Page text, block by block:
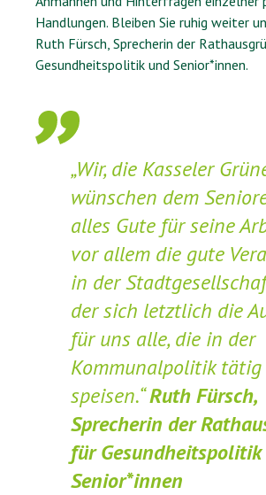
Handlungen. Bleiben Sie ruhig weiter
Ruth Fürsch, Sprecherin der
Gesundheitspolitik und Senior*innen.
„Wir, die Kasseler
wünschen dem
alles Gute für seine
vor allem die gute
in der
der sich letztlich die
für uns alle, die in der
Kommunalpolitik tätig
speisen.“Ruth Fürsch,
Sprecherin der
für
Senior*innen